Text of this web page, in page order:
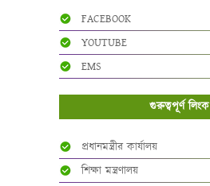
FACEBOOK
YOUTUBE
EMS
গুরুত্বপূর্ণ লিংক
প্রধানমন্ত্রীর কার্যালয়
শিক্ষা মন্ত্রণালয়